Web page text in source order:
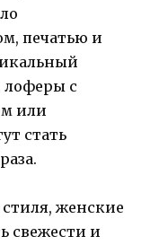
печатью и
лоферы с
или
стать
женские
свежести и